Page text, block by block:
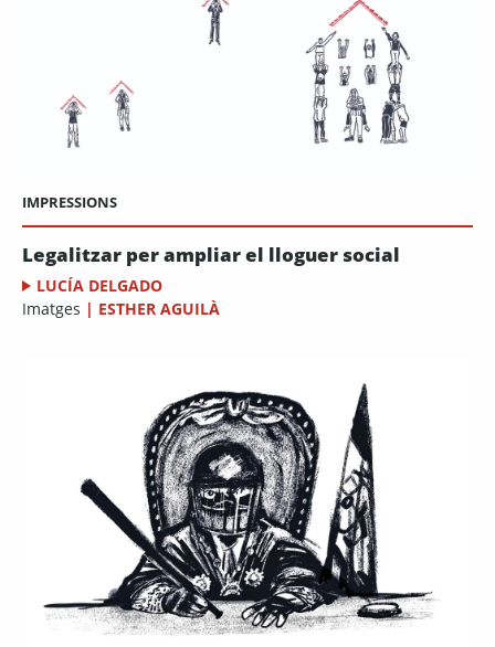
IMPRESSIONS
Legalitzar per ampliar el lloguer social
LUCÍA DELGADO
Imatges | ESTHER AGUILÀ